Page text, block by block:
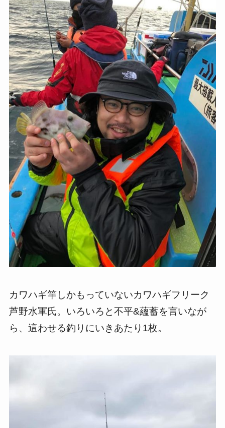
カワハギ竿しかもっていないカワハギフリーク
芦野水軍氏。いろいろと不平&蘊蓄を言いなが
ら、這わせる釣りにいきあたり1枚。